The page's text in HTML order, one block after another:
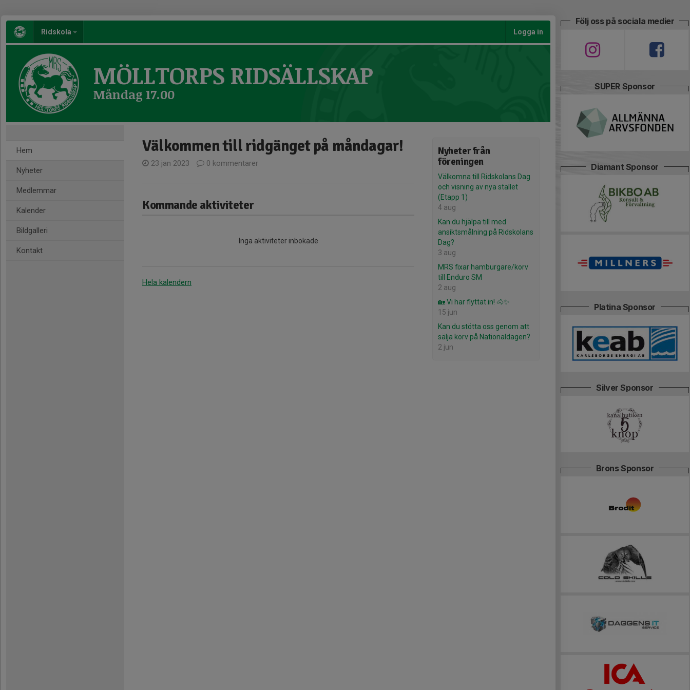
Ridskola Logga in
MÖLLTORPS RIDSÄLLSKAP
Måndag 17.00
Hem
Nyheter
Medlemmar
Kalender
Bildgalleri
Kontakt
Nyheter från
föreningen
Välkomna till Ridskolans Dag
och visning av nya stallet
(Etapp 1)
4 aug
Kan du hjälpa till med
ansiktsmålning på Ridskolans
Dag?
3 aug
MRS fixar hamburgare/korv
till Enduro SM
2 aug
🏡 Vi har flyttat in! 🐴✨
15 jun
Kan du stötta oss genom att
sälja korv på Nationaldagen?
2 jun
Välkommen till ridgänget på måndagar!
23 jan 2023 0 kommentarer
Kommande aktiviteter
Inga aktiviteter inbokade
Hela kalendern
Följ oss på sociala medier
SUPER Sponsor
Diamant Sponsor
Platina Sponsor
Silver Sponsor
Brons Sponsor